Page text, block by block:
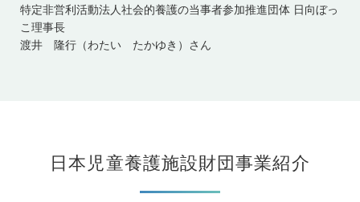
特定非営利活動法人社会的養護の当事者参加推進団体 日向ぼっ
こ理事長
渡井 隆行（わたい たかゆき）さん
日本児童養護施設財団事業紹介